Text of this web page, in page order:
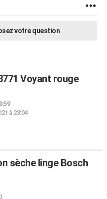
votre question
Voyant rouge
à 23:04
sèche linge Bosch